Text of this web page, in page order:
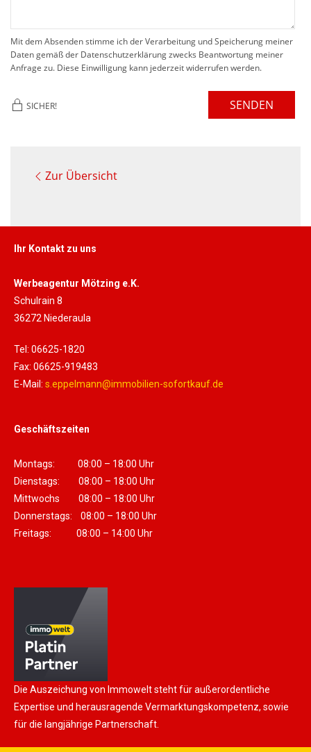
Mit dem Absenden stimme ich der Verarbeitung und Speicherung meiner
Daten gemäß der Datenschutzerklärung zwecks Beantwortung meiner
Anfrage zu. Diese Einwilligung kann jederzeit widerrufen werden.
SICHER! SENDEN
Zur Übersicht
Ihr Kontakt zu uns
Werbeagentur Mötzing e.K.
Schulrain 8
36272 Niederaula
Tel: 06625-1820
Fax: 06625-919483
E-Mail: s.eppelmann@immobilien-sofortkauf.de
Geschäftszeiten
Montags: 08:00 – 18:00 Uhr
Dienstags: 08:00 – 18:00 Uhr
Mittwochs 08:00 – 18:00 Uhr
Donnerstags: 08:00 – 18:00 Uhr
Freitags: 08:00 – 14:00 Uhr
Die Auszeichung von Immowelt steht für außerordentliche
Expertise und herausragende Vermarktungskompetenz, sowie
für die langjährige Partnerschaft.